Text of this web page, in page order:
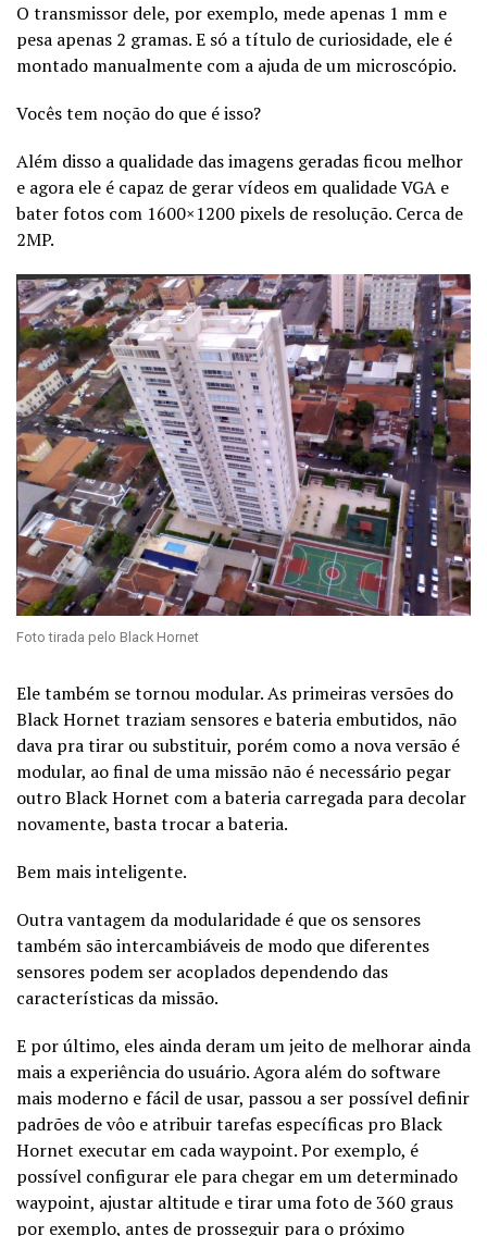
O transmissor dele, por exemplo, mede apenas 1 mm e
pesa apenas 2 gramas. E só a título de curiosidade, ele é
montado manualmente com a ajuda de um microscópio.
Vocês tem noção do que é isso?
Além disso a qualidade das imagens geradas ficou melhor
e agora ele é capaz de gerar vídeos em qualidade VGA e
bater fotos com 1600×1200 pixels de resolução. Cerca de
2MP.
Foto tirada pelo Black Hornet
Ele também se tornou modular. As primeiras versões do
Black Hornet traziam sensores e bateria embutidos, não
dava pra tirar ou substituir, porém como a nova versão é
modular, ao final de uma missão não é necessário pegar
outro Black Hornet com a bateria carregada para decolar
novamente, basta trocar a bateria.
Bem mais inteligente.
Outra vantagem da modularidade é que os sensores
também são intercambiáveis de modo que diferentes
sensores podem ser acoplados dependendo das
características da missão.
E por último, eles ainda deram um jeito de melhorar ainda
mais a experiência do usuário. Agora além do software
mais moderno e fácil de usar, passou a ser possível definir
padrões de vôo e atribuir tarefas específicas pro Black
Hornet executar em cada waypoint. Por exemplo, é
possível configurar ele para chegar em um determinado
waypoint, ajustar altitude e tirar uma foto de 360 graus
por exemplo, antes de prosseguir para o próximo